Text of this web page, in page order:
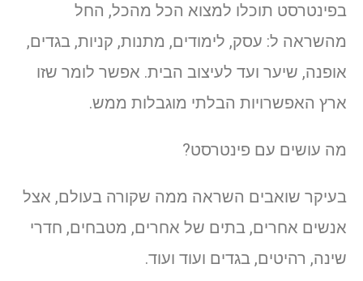
בפינטרסט תוכלו למצוא הכל מהכל, החל
מהשראה ל: עסק, לימודים, מתנות, קניות, בגדים,
אופנה, שיער ועד לעיצוב הבית. אפשר לומר שזו
ארץ האפשרויות הבלתי מוגבלות ממש.
מה עושים עם פינטרסט?
בעיקר שואבים השראה ממה שקורה בעולם, אצל
אנשים אחרים, בתים של אחרים, מטבחים, חדרי
שינה, רהיטים, בגדים ועוד ועוד.